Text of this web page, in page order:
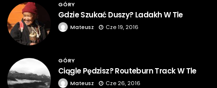
GÓRY
Gdzie Szukać Duszy? Ladakh W Tle
Mateusz Cze 19, 2016
GÓRY
Ciągle Pędzisz? Routeburn Track W Tle
Mateusz Cze 26, 2016